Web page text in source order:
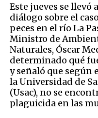
Este jueves se llevó
diálogo sobre el
peces en el río La
Ministro de
Naturales, Óscar
determinado qué
y señaló que según
la Universidad de
(Usac), no se
plaguicida en las